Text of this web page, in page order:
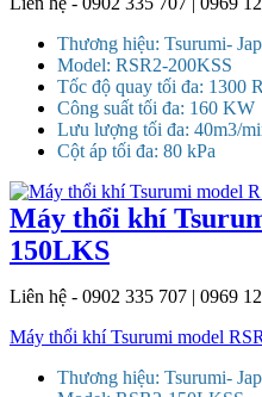
Thương hiệu: Tsurumi-
Model: RSR2-200KSS
Tốc độ quay tối đa: 1300
Công suất tối đa: 160 KW
Lưu lượng tối đa: 40m3/
Cột áp tối đa: 80 kPa
Máy thổi khí
150LKS
Liên hệ - 0902 335 707 | 0969
Máy thổi khí Tsurumi model
Thương hiệu: Tsurumi-